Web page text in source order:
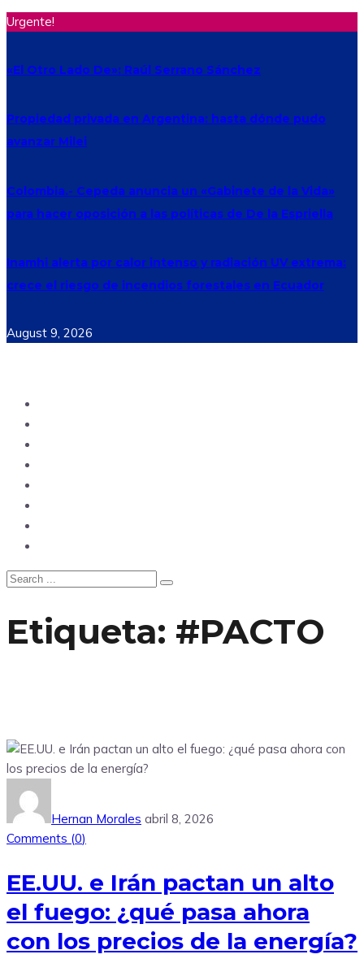
Urgente!
«El Otro Lado De»: Raúl Serrano Sánchez
Propiedad privada en Argentina: hasta dónde pudo
avanzar Milei
Colombia.- Cepeda anuncia un «Gabinete de la Vida»
para hacer oposición a las políticas de De la Espriella
Inamhi alerta por calor intenso y radiación UV extrema:
crece el riesgo de incendios forestales en Ecuador
August 9, 2026
Etiqueta: #PACTO
Hernan Morales abril 8, 2026
Comments (0)
EE.UU. e Irán pactan un alto
el fuego: ¿qué pasa ahora
con los precios de la energía?